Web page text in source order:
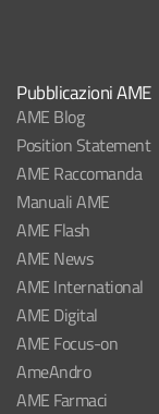
Pubblicazioni AME
AME Blog
Position Statement
AME Raccomanda
Manuali AME
AME Flash
AME News
AME International
AME Digital
AME Focus-on
AmeAndro
AME Farmaci